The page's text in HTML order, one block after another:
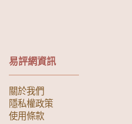
易評網資訊
關於我們
隱私權政策
使用條款